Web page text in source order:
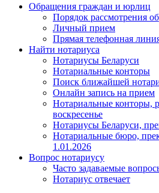
Обращения граждан и юрлиц
Порядок рассмотрения
Личный прием
Прямая телефонная
Найти нотариуса
Нотариусы Беларуси
Нотариальные конторы
Поиск ближайшей
Онлайн запись на прием
Нотариальные конторы,
воскресенье
Нотариусы Беларуси,
Нотариальные бюро,
1.01.2026
Вопрос нотариусу
Часто задаваемые
Нотариус отвечает